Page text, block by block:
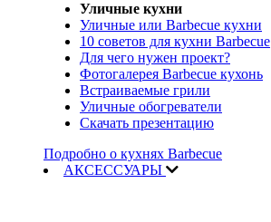
Уличные кухни
Уличные или Barbecue кухни
10 советов для кухни Barbecue
Для чего нужен проект?
Фотогалерея Barbecue кухонь
Встраиваемые грили
Уличные обогреватели
Скачать презентацию
Подробно о кухнях Barbecue
АКСЕССУАРЫ